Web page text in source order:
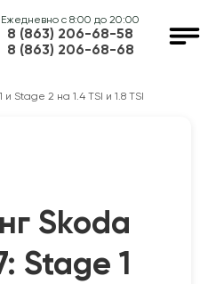
Ежедневно с 8:00 до 20:00
8 (863) 206-68-58
8 (863) 206-68-68
Stage 2 на 1.4 TSI и 1.8 TSI
Skoda
Stage 1